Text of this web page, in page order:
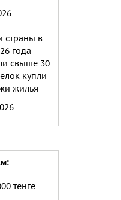
страны в
года
свыше 30
купли-
жилья
тенге